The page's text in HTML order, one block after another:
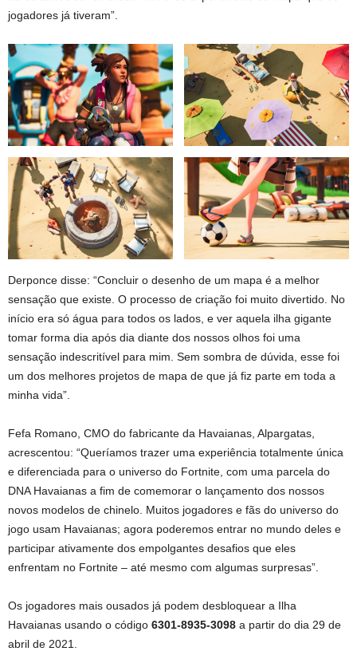
jogadores já tiveram”.
Derponce disse: “Concluir o desenho de um mapa é a melhor
sensação que existe. O processo de criação foi muito divertido. No
início era só água para todos os lados, e ver aquela ilha gigante
tomar forma dia após dia diante dos nossos olhos foi uma
sensação indescritível para mim. Sem sombra de dúvida, esse foi
um dos melhores projetos de mapa de que já fiz parte em toda a
minha vida”.
Fefa Romano, CMO do fabricante da Havaianas, Alpargatas,
acrescentou: “Queríamos trazer uma experiência totalmente única
e diferenciada para o universo do Fortnite, com uma parcela do
DNA Havaianas a fim de comemorar o lançamento dos nossos
novos modelos de chinelo. Muitos jogadores e fãs do universo do
jogo usam Havaianas; agora poderemos entrar no mundo deles e
participar ativamente dos empolgantes desafios que eles
enfrentam no Fortnite – até mesmo com algumas surpresas”.
Os jogadores mais ousados já podem desbloquear a Ilha
Havaianas usando o código 6301-8935-3098 a partir do dia 29 de
abril de 2021.